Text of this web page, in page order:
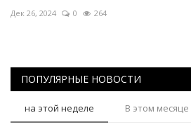
Дек 26, 2024 0 264
ПОПУЛЯРНЫЕ НОВОСТИ
на этой неделе В этом месяце